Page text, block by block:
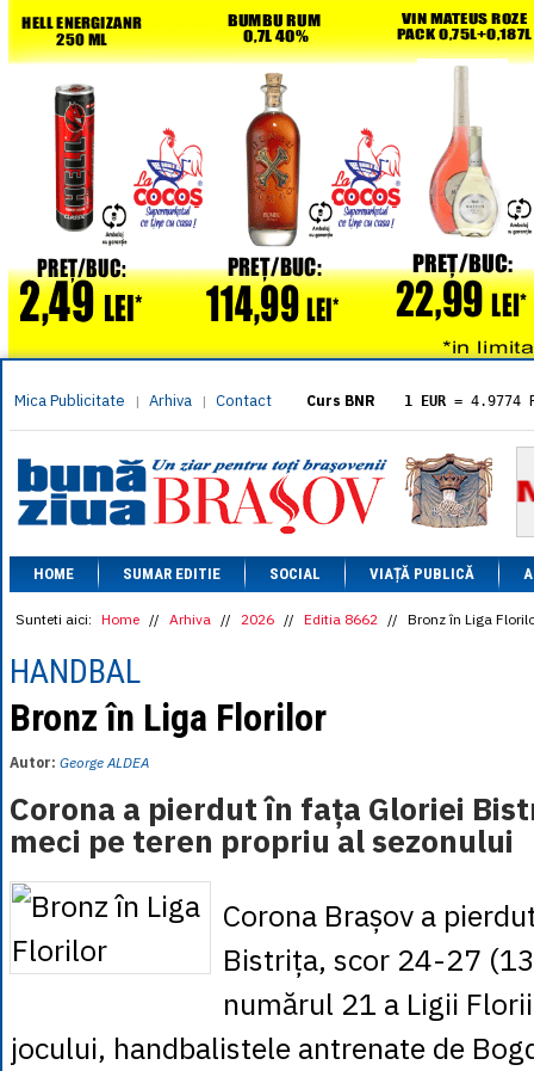
Mica Publicitate | Arhiva | Contact Curs BNR 1 EUR = 4.9774
= 5.8304
1 XAU= 464.4611
1 AED= 1.1933
1 AUD= 2.7957
1 BGN= 2.5449
1 CAD= 3.1559
1 CHF= 5.2813
1 CNY= 0.6015
1 MXN= 0.2227
= 0.4191
1 NZD = 2.6097
1 RUB
= 0.0530
1 TRY = 0.1141
1 XDR = 5.9383
1 ZAR
HOME SUMAR EDITIE SOCIAL VIAȚĂ PUBLICĂ
Sunteti aici: Home // Arhiva // 2026 // Editia 8662 // Bronz în Liga
HANDBAL
Bronz în Liga Florilor
Autor: George ALDEA
Corona a pierdut în fața Gloriei
meci pe teren propriu al sezonului
Corona Brașov a
Bistrița, scor 24-27
numărul 21 a Ligii
jocului, handbalistele antrenate de